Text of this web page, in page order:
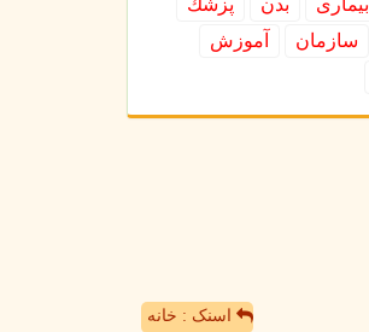
بیماری بدن
پزشك
سازمان
آموزش
اسنک : خانه